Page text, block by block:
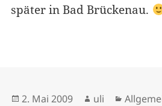
später in Bad Brückenau.
Veröffentlicht
2. Mai 2009 Autor
uli